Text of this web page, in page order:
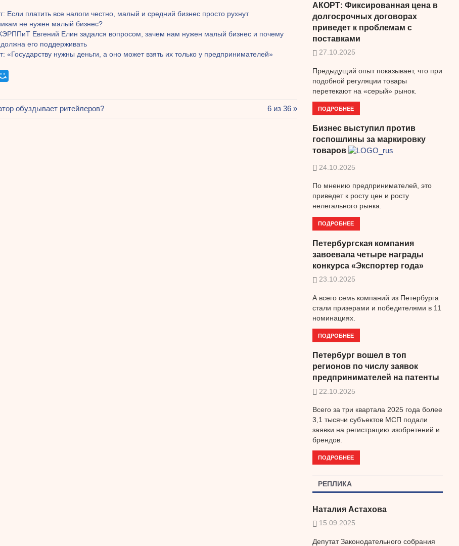
Если платить все налоги честно, малый и средний бизнес просто рухнут
не нужен малый бизнес?
Евгений Елин задался вопросом, зачем нам нужен малый бизнес и почему
должна его поддерживать
«Государству нужны деньги, а оно может взять их только у предпринимателей»
обуздывает ритейлеров?
Следующая
запись:
6 из 36
АКОРТ: Фиксированная цена в
долгосрочных договорах
приведет к проблемам с
поставками
27.10.2025
Предыдущий опыт показывает, что при
подобной регуляции товары
перетекают на «серый» рынок.
ПОДРОБНЕЕ
Бизнес выступил против
госпошлины за маркировку
товаров
24.10.2025
По мнению предпринимателей, это
приведет к росту цен и росту
нелегального рынка.
ПОДРОБНЕЕ
Петербургская компания
завоевала четыре награды
конкурса «Экспортер года»
23.10.2025
А всего семь компаний из Петербурга
стали призерами и победителями в 11
номинациях.
ПОДРОБНЕЕ
Петербург вошел в топ
регионов по числу заявок
предпринимателей на патенты
22.10.2025
Всего за три квартала 2025 года более
3,1 тысячи субъектов МСП подали
заявки на регистрацию изобретений и
брендов.
ПОДРОБНЕЕ
РЕПЛИКА
Наталия Астахова
15.09.2025
Депутат Законодательного собрания